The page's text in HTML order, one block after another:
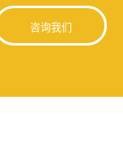
咨询我们